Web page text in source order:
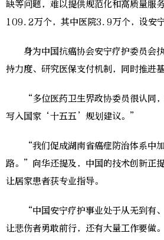
缺等问题，难以提供规范化和高质量服
109.2万个，其中医院3.9万个，设安
身为中国抗癌协会安宁疗护委员会执
持力度、研究医保支付机制，同时推进
“多位医药卫生界政协委员很认同，
写入国家‘十五五’规划建议。”
“我们促成湖南省癌症防治体系中加
路。”向华还提及，中国的技术创新正
让居家患者获专业指导。
“中国安宁疗护事业处于从无到有、
让悲伤者勇敢前行，还有大量工作要做